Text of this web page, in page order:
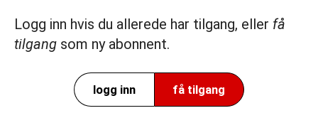
Logg inn hvis du allerede har tilgang, eller få
tilgang som ny abonnent.
logg inn få tilgang